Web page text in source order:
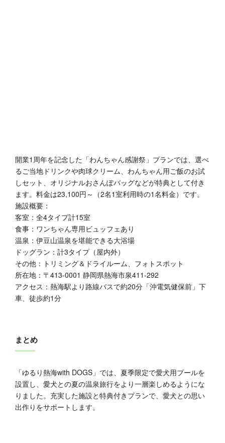
開業1周年を記念した「わんちゃん感謝祭」プランでは、選べ
るご当地ドリンクや肉球クリーム、わんちゃん用ご飯のお試
しセット、オリジナルおさんぽバッグなどが特典として付き
ます。料金は23,100円～（2名1室利用時の1名料金）です。
施設概要：
客室：全4タイプ計15室
食事：ワンちゃん専用ビュッフェあり
温泉：伊豆山温泉を堪能できる大浴場
ドッグラン：計3タイプ（屋内外）
その他：トリミング＆ドライルーム、フォトスポット
所在地：〒413-0001 静岡県熱海市泉411-292
アクセス：熱海駅より路線バスで約20分「沖電気健保前」下
車、徒歩約1分
まとめ
「ゆるり熱海with DOGS」では、夏季限定で愛犬用プールを
設置し、愛犬との夏の温泉旅行をより一層楽しめるようにな
りました。充実した施設と特典付きプランで、愛犬との思い
出作りをサポートします。